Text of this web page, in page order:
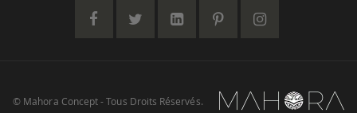
© Mahora Concept - Tous Droits Réservés.